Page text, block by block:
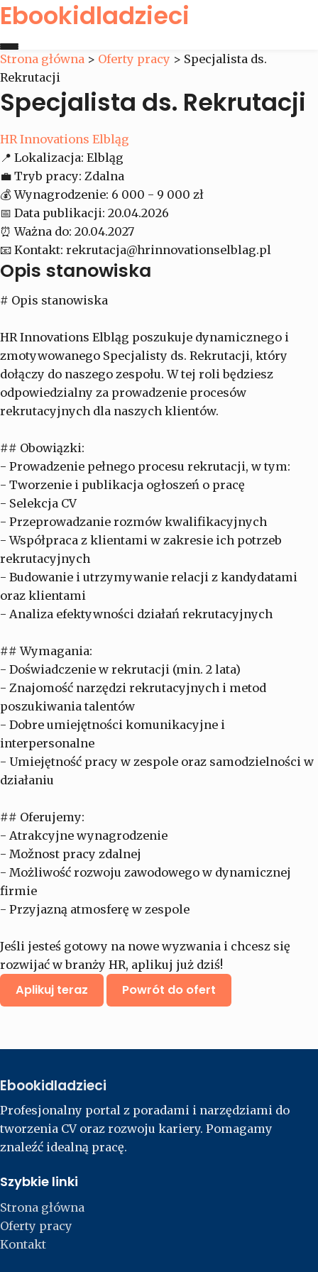
Ebookidladzieci
Strona główna
Oferty pracy
Kontakt
Strona główna > Oferty pracy > Specjalista ds.
Rekrutacji
Specjalista ds. Rekrutacji
HR Innovations Elbląg
📍 Lokalizacja: Elbląg
💼 Tryb pracy: Zdalna
💰 Wynagrodzenie: 6 000 - 9 000 zł
📅 Data publikacji: 20.04.2026
⏰ Ważna do: 20.04.2027
📧 Kontakt: rekrutacja@hrinnovationselblag.pl
Opis stanowiska
# Opis stanowiska
HR Innovations Elbląg poszukuje dynamicznego i
zmotywowanego Specjalisty ds. Rekrutacji, który
dołączy do naszego zespołu. W tej roli będziesz
odpowiedzialny za prowadzenie procesów
rekrutacyjnych dla naszych klientów.
## Obowiązki:
- Prowadzenie pełnego procesu rekrutacji, w tym:
- Tworzenie i publikacja ogłoszeń o pracę
- Selekcja CV
- Przeprowadzanie rozmów kwalifikacyjnych
- Współpraca z klientami w zakresie ich potrzeb
rekrutacyjnych
- Budowanie i utrzymywanie relacji z kandydatami
oraz klientami
- Analiza efektywności działań rekrutacyjnych
## Wymagania:
- Doświadczenie w rekrutacji (min. 2 lata)
- Znajomość narzędzi rekrutacyjnych i metod
poszukiwania talentów
- Dobre umiejętności komunikacyjne i
interpersonalne
- Umiejętność pracy w zespole oraz samodzielności w
działaniu
## Oferujemy:
- Atrakcyjne wynagrodzenie
- Možnost pracy zdalnej
- Możliwość rozwoju zawodowego w dynamicznej
firmie
- Przyjazną atmosferę w zespole
Jeśli jesteś gotowy na nowe wyzwania i chcesz się
rozwijać w branży HR, aplikuj już dziś!
Aplikuj teraz Powrót do ofert
Ebookidladzieci
Profesjonalny portal z poradami i narzędziami do
tworzenia CV oraz rozwoju kariery. Pomagamy
znaleźć idealną pracę.
Szybkie linki
Strona główna
Oferty pracy
Kontakt